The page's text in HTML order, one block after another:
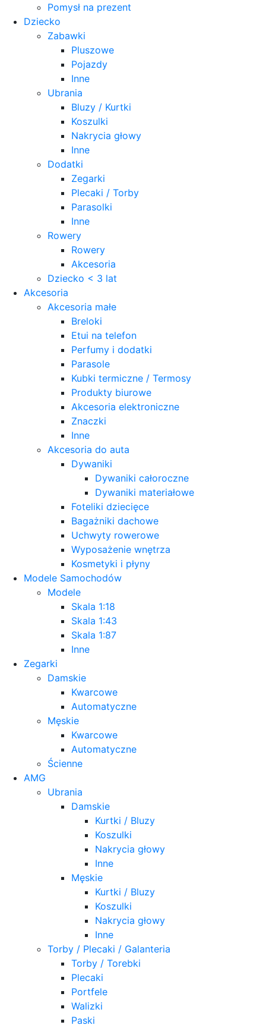
Pomysł na prezent
Dziecko
Zabawki
Pluszowe
Pojazdy
Inne
Ubrania
Bluzy / Kurtki
Koszulki
Nakrycia głowy
Inne
Dodatki
Zegarki
Plecaki / Torby
Parasolki
Inne
Rowery
Rowery
Akcesoria
Dziecko < 3 lat
Akcesoria
Akcesoria małe
Breloki
Etui na telefon
Perfumy i dodatki
Parasole
Kubki termiczne / Termosy
Produkty biurowe
Akcesoria elektroniczne
Znaczki
Inne
Akcesoria do auta
Dywaniki
Dywaniki całoroczne
Dywaniki materiałowe
Foteliki dziecięce
Bagażniki dachowe
Uchwyty rowerowe
Wyposażenie wnętrza
Kosmetyki i płyny
Modele Samochodów
Modele
Skala 1:18
Skala 1:43
Skala 1:87
Inne
Zegarki
Damskie
Kwarcowe
Automatyczne
Męskie
Kwarcowe
Automatyczne
Ścienne
AMG
Ubrania
Damskie
Kurtki / Bluzy
Koszulki
Nakrycia głowy
Inne
Męskie
Kurtki / Bluzy
Koszulki
Nakrycia głowy
Inne
Torby / Plecaki / Galanteria
Torby / Torebki
Plecaki
Portfele
Walizki
Paski